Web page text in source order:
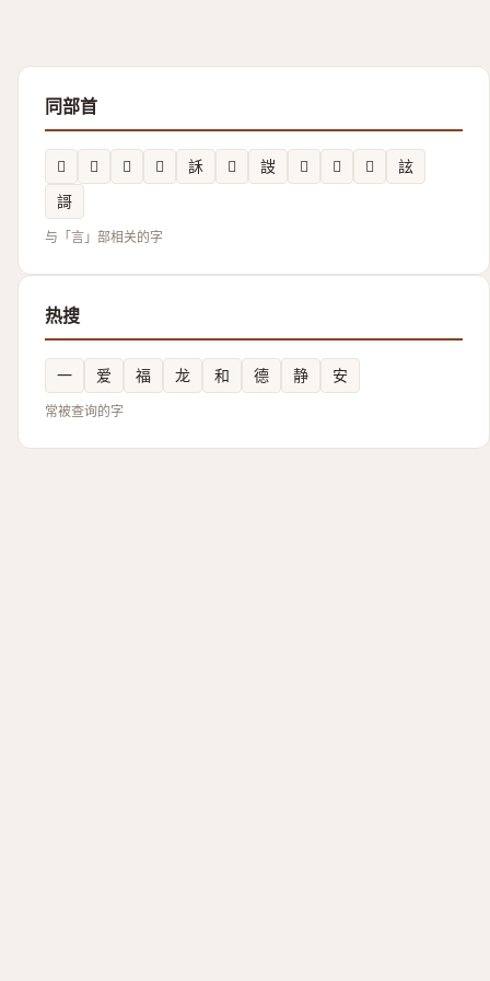
同部首
𧮁 𬢦 𫍗 𧮤 訸 𧭜 詜 𧦞 𧩫 𧧇
詃
謌
与「言」部相关的字
热搜
一 爱 福 龙 和 德 静 安
常被查询的字